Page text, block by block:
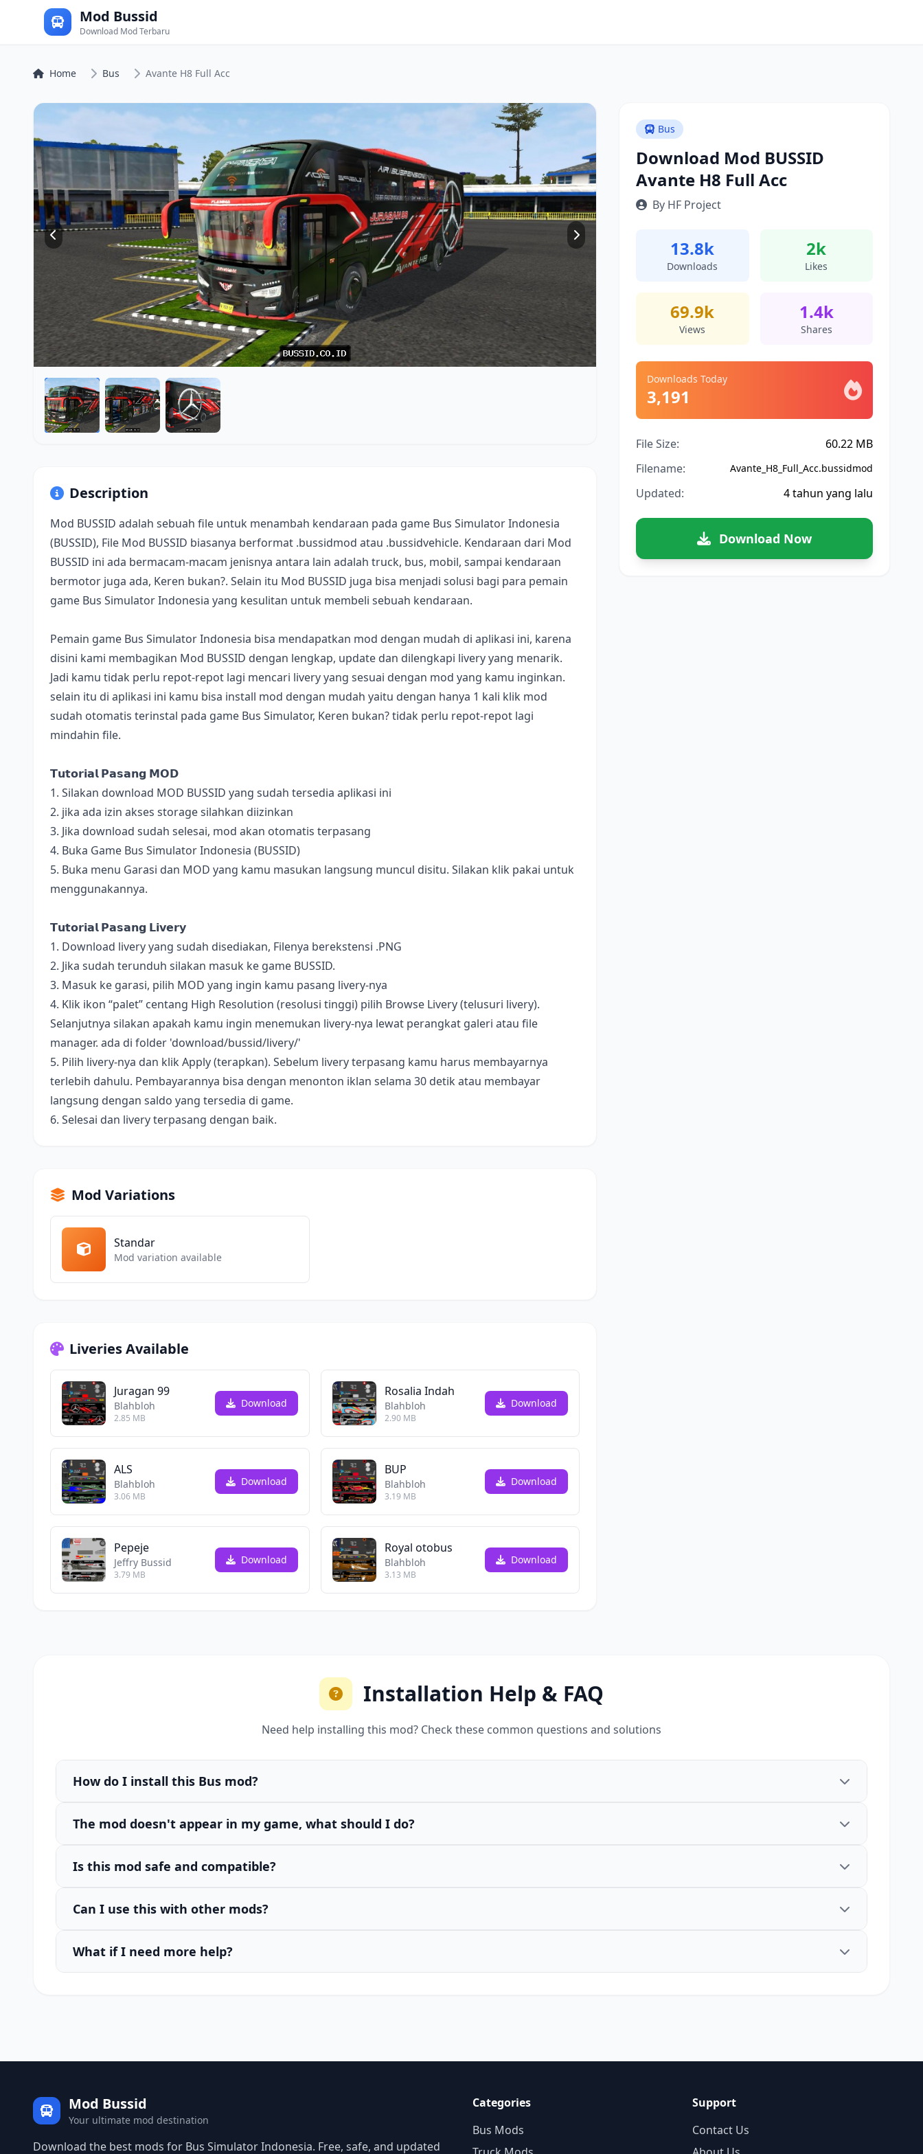
Mod Bussid
Download Mod Terbaru
Home Bus Avante H8 Full Acc
Description
Mod BUSSID adalah sebuah file untuk menambah kendaraan pada game Bus Simulator Indonesia
(BUSSID), File Mod BUSSID biasanya berformat .bussidmod atau .bussidvehicle. Kendaraan dari Mod
BUSSID ini ada bermacam-macam jenisnya antara lain adalah truck, bus, mobil, sampai kendaraan
bermotor juga ada, Keren bukan?. Selain itu Mod BUSSID juga bisa menjadi solusi bagi para pemain
game Bus Simulator Indonesia yang kesulitan untuk membeli sebuah kendaraan.
Pemain game Bus Simulator Indonesia bisa mendapatkan mod dengan mudah di aplikasi ini, karena
disini kami membagikan Mod BUSSID dengan lengkap, update dan dilengkapi livery yang menarik.
Jadi kamu tidak perlu repot-repot lagi mencari livery yang sesuai dengan mod yang kamu inginkan.
selain itu di aplikasi ini kamu bisa install mod dengan mudah yaitu dengan hanya 1 kali klik mod
sudah otomatis terinstal pada game Bus Simulator, Keren bukan? tidak perlu repot-repot lagi
mindahin file.
𝗧𝘂𝘁𝗼𝗿𝗶𝗮𝗹 𝗣𝗮𝘀𝗮𝗻𝗴 𝗠𝗢𝗗
1. Silakan download MOD BUSSID yang sudah tersedia aplikasi ini
2. jika ada izin akses storage silahkan diizinkan
3. Jika download sudah selesai, mod akan otomatis terpasang
4. Buka Game Bus Simulator Indonesia (BUSSID)
5. Buka menu Garasi dan MOD yang kamu masukan langsung muncul disitu. Silakan klik pakai untuk
menggunakannya.
𝗧𝘂𝘁𝗼𝗿𝗶𝗮𝗹 𝗣𝗮𝘀𝗮𝗻𝗴 𝗟𝗶𝘃𝗲𝗿𝘆
1. Download livery yang sudah disediakan, Filenya berekstensi .PNG
2. Jika sudah terunduh silakan masuk ke game BUSSID.
3. Masuk ke garasi, pilih MOD yang ingin kamu pasang livery-nya
4. Klik ikon “palet” centang High Resolution (resolusi tinggi) pilih Browse Livery (telusuri livery).
Selanjutnya silakan apakah kamu ingin menemukan livery-nya lewat perangkat galeri atau file
manager. ada di folder 'download/bussid/livery/'
5. Pilih livery-nya dan klik Apply (terapkan). Sebelum livery terpasang kamu harus membayarnya
terlebih dahulu. Pembayarannya bisa dengan menonton iklan selama 30 detik atau membayar
langsung dengan saldo yang tersedia di game.
6. Selesai dan livery terpasang dengan baik.
Mod Variations
Standar
Mod variation available
Liveries Available
Juragan 99
Blahbloh
2.85 MB
Download
Rosalia Indah
Blahbloh
2.90 MB
Download
ALS
Blahbloh
3.06 MB
Download
BUP
Blahbloh
3.19 MB
Download
Pepeje
Jeffry Bussid
3.79 MB
Download
Royal otobus
Blahbloh
3.13 MB
Download
Bus
Download Mod BUSSID
Avante H8 Full Acc
By HF Project
13.8k
Downloads
2k
Likes
69.9k
Views
1.4k
Shares
Downloads Today
3,191
File Size:
60.22 MB
Filename:
Avante_H8_Full_Acc.bussidmod
Updated: 4 tahun yang lalu
Download Now
Installation Help & FAQ
Need help installing this mod? Check these common questions and solutions
How do I install this Bus mod?
The mod doesn't appear in my game, what should I do?
Is this mod safe and compatible?
Can I use this with other mods?
What if I need more help?
Mod Bussid
Your ultimate mod destination
Download the best mods for Bus Simulator Indonesia. Free, safe, and updated
Categories
Bus Mods
Support
Contact Us